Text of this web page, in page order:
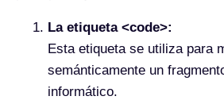
La etiqueta <code>:
Esta etiqueta se utiliza para
semánticamente un
informático.